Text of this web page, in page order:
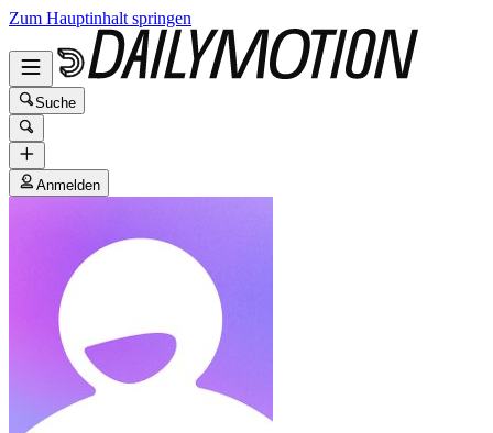
Zum Hauptinhalt springen
Suche
Anmelden